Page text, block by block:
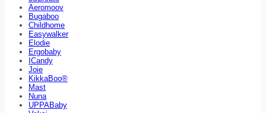
Aeromoov
Bugaboo
Childhome
Easywalker
Elodie
Ergobaby
ICandy
Joie
KikkaBoo®
Mast
Nuna
UPPABaby